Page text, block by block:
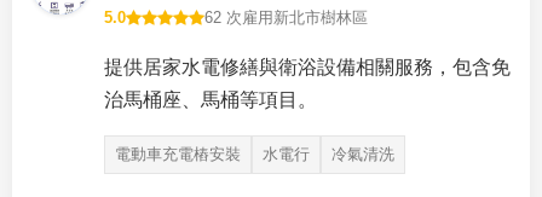
5.0 62 次雇用 新北市樹林區
提供居家水電修繕與衛浴設備相關服務，包含免
治馬桶座、馬桶等項目。
電動車充電樁安裝 水電行 冷氣清洗